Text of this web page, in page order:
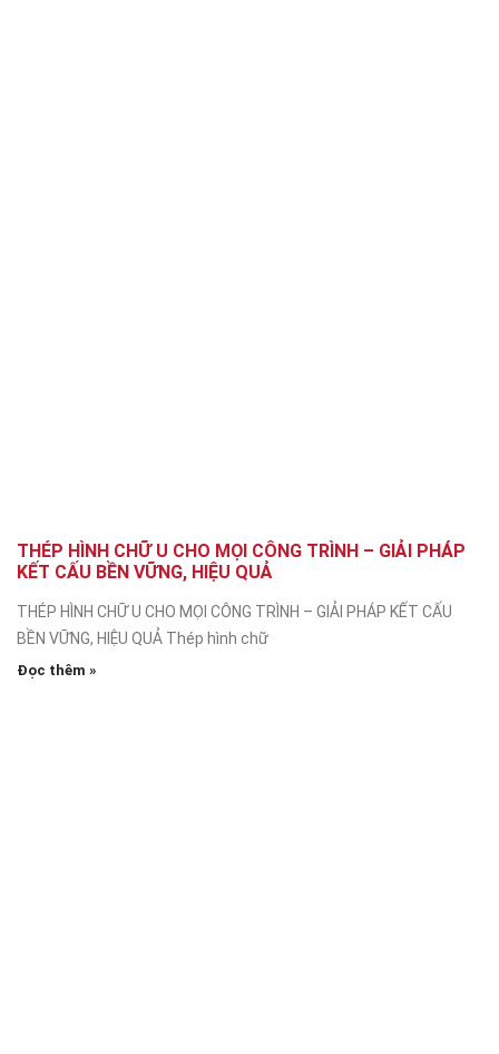
THÉP HÌNH CHỮ U CHO MỌI CÔNG TRÌNH – GIẢI PHÁP
KẾT CẤU BỀN VỮNG, HIỆU QUẢ
THÉP HÌNH CHỮ U CHO MỌI CÔNG TRÌNH – GIẢI PHÁP KẾT CẤU
BỀN VỮNG, HIỆU QUẢ Thép hình chữ
Đọc thêm »